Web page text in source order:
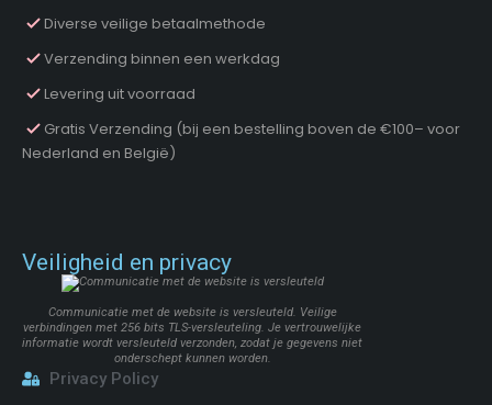
Diverse veilige betaalmethode
Verzending binnen een werkdag
Levering uit voorraad
Gratis Verzending (bij een bestelling boven de €100– voor
Nederland en België)
Veiligheid en privacy
Communicatie met de website is versleuteld. Veilige
verbindingen met 256 bits TLS-versleuteling. Je vertrouwelijke
informatie wordt versleuteld verzonden, zodat je gegevens niet
onderschept kunnen worden.
Privacy Policy